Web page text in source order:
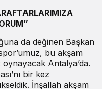
da değinen Başkan
bu akşam
Antalya’da.
bir kez
İnşallah akşam